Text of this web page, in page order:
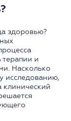
здоровью?
терапии и
Насколько
исследованию,
клинический